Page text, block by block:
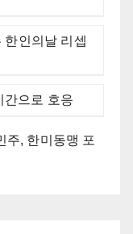
한인의날 리셉
간으로 호응
주, 한미동맹 포